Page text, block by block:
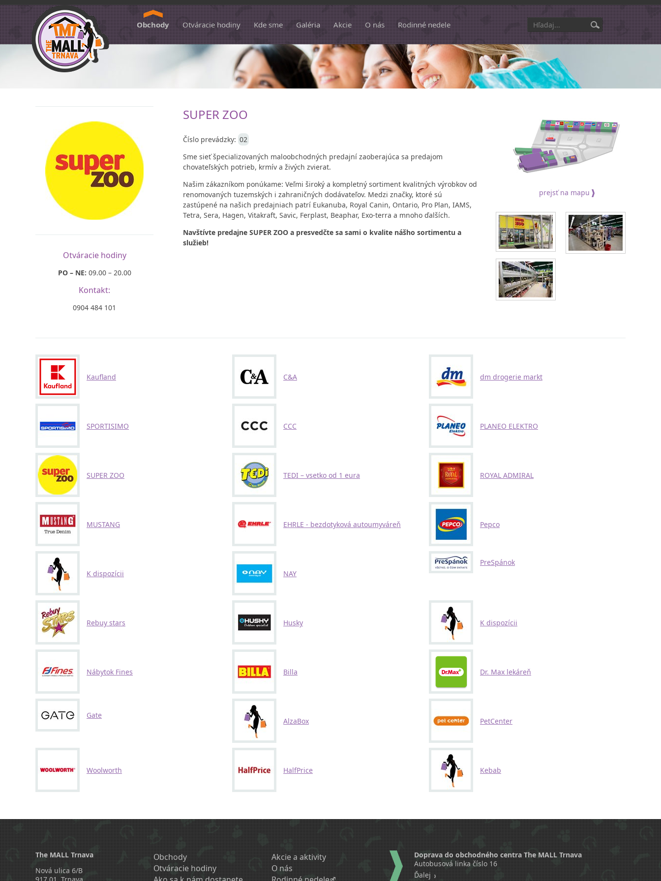
Obchody Otváracie hodiny Kde sme Galéria Akcie O nás Rodinné nedele
Otváracie hodiny
PO – NE: 09.00 – 20.00
Kontakt:
0904 484 101
SUPER ZOO
Číslo prevádzky: 02
Sme sieť špecializovaných maloobchodných predajní zaoberajúca sa predajom
chovateľských potrieb, krmív a živých zvierat.
Našim zákazníkom ponúkame: Veľmi široký a kompletný sortiment kvalitných výrobkov od
renomovaných tuzemských i zahraničných dodávateľov. Medzi značky, ktoré sú
zastúpené na našich predajniach patrí Eukanuba, Royal Canin, Ontario, Pro Plan, IAMS,
Tetra, Sera, Hagen, Vitakraft, Savic, Ferplast, Beaphar, Exo-terra a mnoho ďalších.
Navštívte predajne SUPER ZOO a presvedčte sa sami o kvalite nášho sortimentu a
služieb!
prejsť na mapu
Kaufland C&A dm drogerie markt
SPORTISIMO CCC PLANEO ELEKTRO
SUPER ZOO TEDI – vsetko od 1 eura ROYAL ADMIRAL
MUSTANG EHRLE - bezdotyková autoumyváreň Pepco
K dispozícii NAY
PreSpánok
Rebuy stars Husky K dispozícii
Nábytok Fines Billa Dr. Max lekáreň
Gate
AlzaBox PetCenter
Woolworth HalfPrice Kebab
The MALL Trnava
Nová ulica 6/B
Obchody
Otváracie hodiny
Akcie a aktivity
O nás
Doprava do obchodného centra The MALL Trnava
Autobusová linka číslo 16
Ďalej